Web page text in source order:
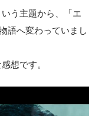
う主題から、「エ
語へ変わっていまし
想です。